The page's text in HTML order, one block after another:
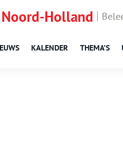
Holland
KALENDER THEMA’S